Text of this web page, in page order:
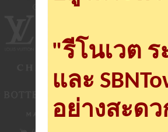
"รีโนเวต ร
และ
อย่างสะด